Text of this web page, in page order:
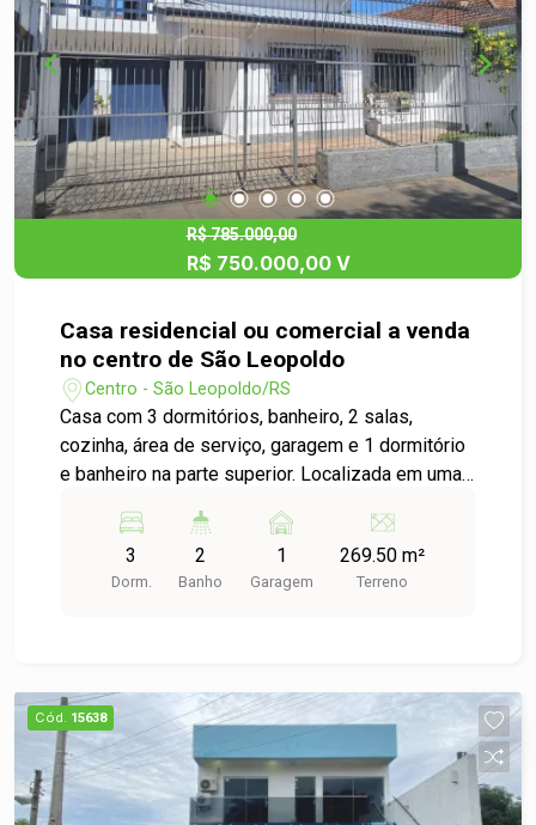
R$ 785.000,00
R$ 750.000,00 V
Casa residencial ou comercial a venda
no centro de São Leopoldo
Centro - São Leopoldo/RS
Casa com 3 dormitórios, banheiro, 2 salas,
cozinha, área de serviço, garagem e 1 dormitório
e banheiro na parte superior. Localizada em uma
de tudo que você precisa. Entre em contato com
a gente e confira!
3
Dorm.
2
Banho
1
Garagem
269.50 m²
Terreno
Cód. 15638